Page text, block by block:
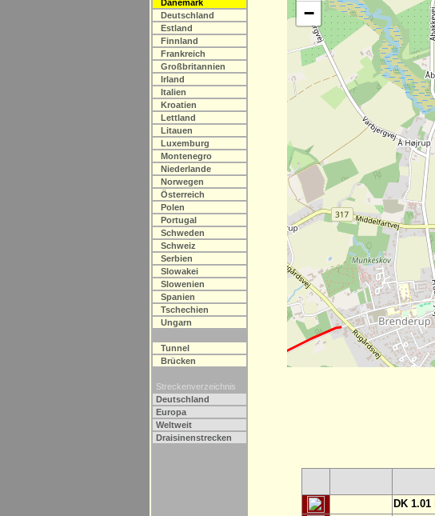
Dänemark
Deutschland
Estland
Finnland
Frankreich
Großbritannien
Irland
Italien
Kroatien
Lettland
Litauen
Luxemburg
Montenegro
Niederlande
Norwegen
Österreich
Polen
Portugal
Schweden
Schweiz
Serbien
Slowakei
Slowenien
Spanien
Tschechien
Ungarn
Tunnel
Brücken
Streckenverzeichnis
Deutschland
Europa
Weltweit
Draisinenstrecken
−
DK 1.01